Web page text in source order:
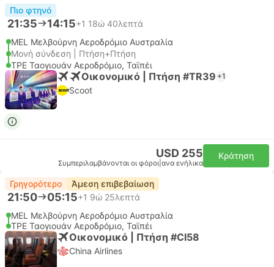
Πιο φτηνό
21:35 14:15+1 18ώ 40λεπτά
MEL Μελβούρνη Αεροδρόμιο Αυστραλία
Μονή σύνδεση | Πτήση+Πτήση
TPE Ταογιουάν Αεροδρόμιο, Ταϊπέι
Οικονομικό | Πτήση #TR39 +1
Scoot
USD 255
Συμπεριλαμβάνονται οι φόροι ανα ενήλικα
Κράτηση
Γρηγορότερο Άμεση επιβεβαίωση
21:50 05:15+1 9ώ 25λεπτά
MEL Μελβούρνη Αεροδρόμιο Αυστραλία
TPE Ταογιουάν Αεροδρόμιο, Ταϊπέι
Οικονομικό | Πτήση #CI58
China Airlines